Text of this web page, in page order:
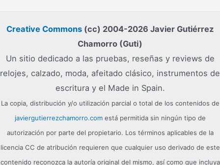
Creative Commons (cc) 2004-2026 Javier Gutiérrez
Chamorro (Guti)
Un sitio dedicado a las pruebas, reseñas y reviews de
relojes, calzado, moda, afeitado clásico, instrumentos de
escritura y el Made in Spain.
La copia, distribución y/o utilización parcial o total de los contenidos de
javiergutierrezchamorro.comestá permitida sin ningún tipo de
autorización por parte del propietario. Los términos aplicables de la
licencia CC de atribución requieren que cualquier uso derivado de este
contenido reconozca la autoría original del mismo, así como que incluya